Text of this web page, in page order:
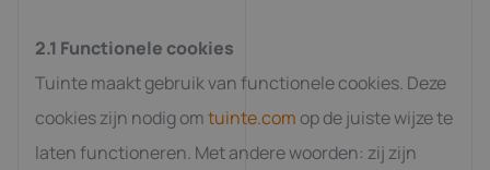
2.1 Functionele cookies
Tuinte maakt gebruik van functionele cookies. Deze
cookies zijn nodig omtuinte.com op de juiste wijze te
laten functioneren. Met andere woorden: zij zijn